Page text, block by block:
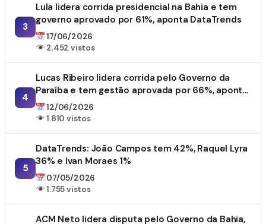
3
Lula lidera corrida presidencial na Bahia e tem
governo aprovado por 61%, aponta DataTrends
17/06/2026
2.452 vistos
4
Lucas Ribeiro lidera corrida pelo Governo da
Paraíba e tem gestão aprovada por 66%, aponta
DataTrends
12/06/2026
1.810 vistos
5
DataTrends: João Campos tem 42%, Raquel Lyra
36% e Ivan Moraes 1%
07/05/2026
1.755 vistos
ACM Neto lidera disputa pelo Governo da Bahia,